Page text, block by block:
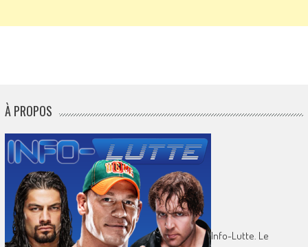
À PROPOS
Info-Lutte. Le